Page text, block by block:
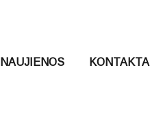
NAUJIENOS KONTAKTAI